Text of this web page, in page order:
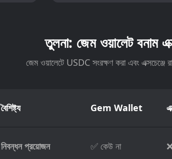
তুলনা: জেম ওয়ালেট বনাম
জেম ওয়ালেটে USDC সংরক্ষণ করা এবং এক্সচেঞ্জে
বৈশিষ্ট্য Gem Wallet
নিবন্ধন প্রয়োজন ✅ কেউ না